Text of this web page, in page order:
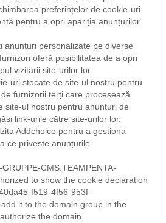
preferințelor de cookie-uri
pentru a opri apariția anunțurilor
anunțuri personalizate pe diverse
oferă posibilitatea de a opri
vizitării site-urilor lor.
uri stocate de site-ul nostru pentru
furnizorii terți care procesează
site-ul nostru pentru anunțuri de
link-urile către site-urilor lor.
Addchoice pentru a gestiona
ce privește anunțurile.
CMS.TEAMPENTA-
to show the cookie declaration
f519-4f56-953f-
it to the domain group in the
the domain.